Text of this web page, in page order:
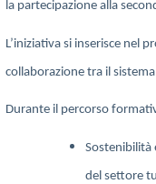
la partecipazione alla
L’iniziativa si inserisce nel
collaborazione tra il
Durante il percorso
Sostenibilità
del settore